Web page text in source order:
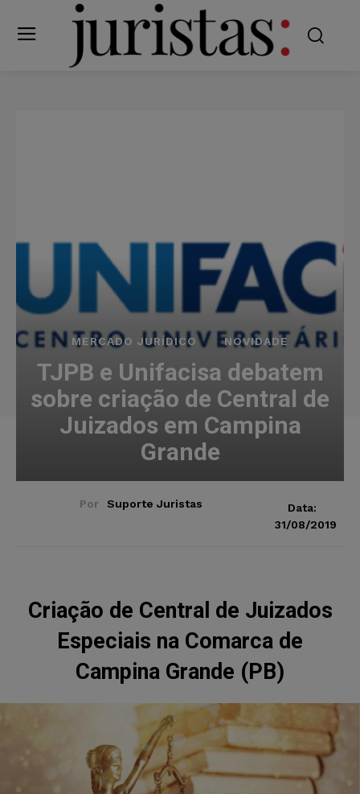
MERCADO JURÍDICO NOVIDADE
TJPB e Unifacisa debatem
sobre criação de Central de
Juizados em Campina
Grande
Por Suporte Juristas
Data:
31/08/2019
Criação de Central de Juizados
Especiais na Comarca de
Campina Grande (PB)